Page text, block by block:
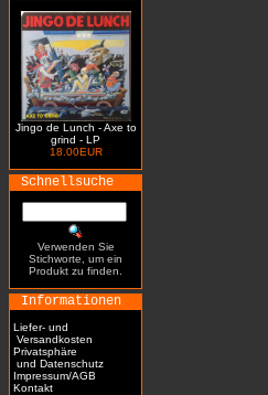
Jingo de Lunch - Axe to
grind - LP
18.00EUR
Schnellsuche
Verwenden Sie
Stichworte, um ein
Produkt zu finden.
Informationen
Liefer- und
Versandkosten
Privatsphäre
und Datenschutz
Impressum/AGB
Kontakt